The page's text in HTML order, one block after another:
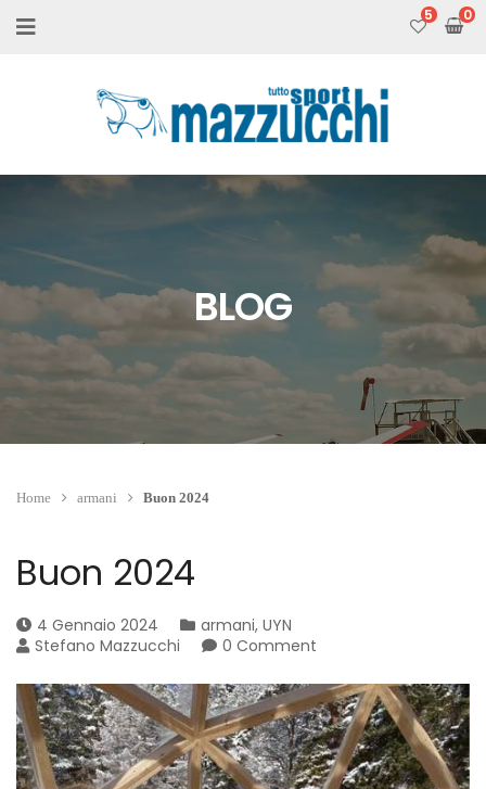
5
BLOG
Home armani Buon 2024
Buon 2024
4 Gennaio 2024 armani, UYN
Stefano Mazzucchi
0 Comment